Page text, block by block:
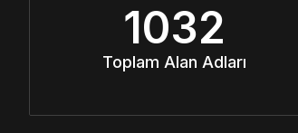
1032
Toplam Alan Adları